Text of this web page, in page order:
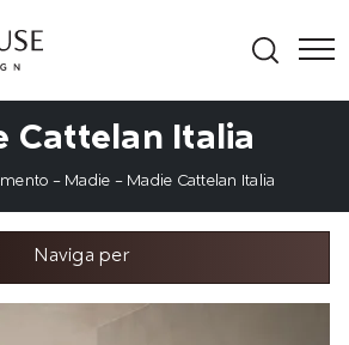
Cattelan Italia
- Madie - Madie Cattelan Italia
Naviga per